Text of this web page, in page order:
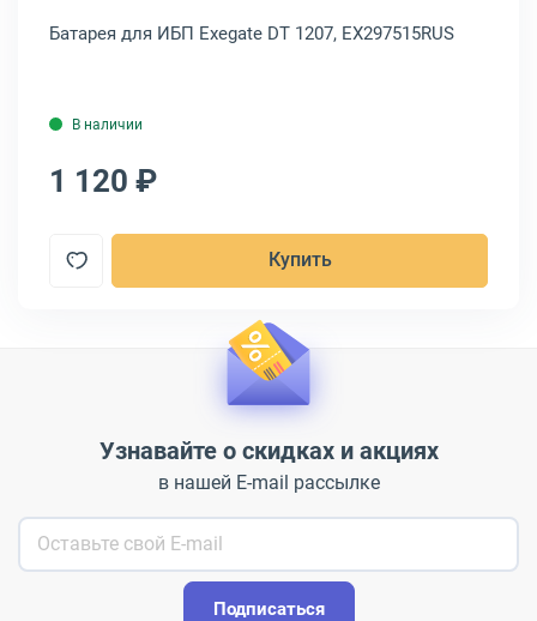
Батарея для ИБП Exegate DT 1207, EX297515RUS
В наличии
1 120 ₽
Купить
Узнавайте о скидках и акциях
в нашей E-mail рассылке
Подписаться